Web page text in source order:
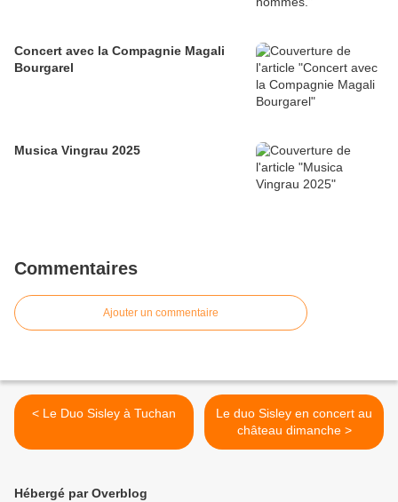
Concert avec la Compagnie Magali
Bourgarel
Musica Vingrau 2025
Commentaires
Ajouter un commentaire
< Le Duo Sisley à Tuchan
Le duo Sisley en concert au
château dimanche >
Hébergé par Overblog